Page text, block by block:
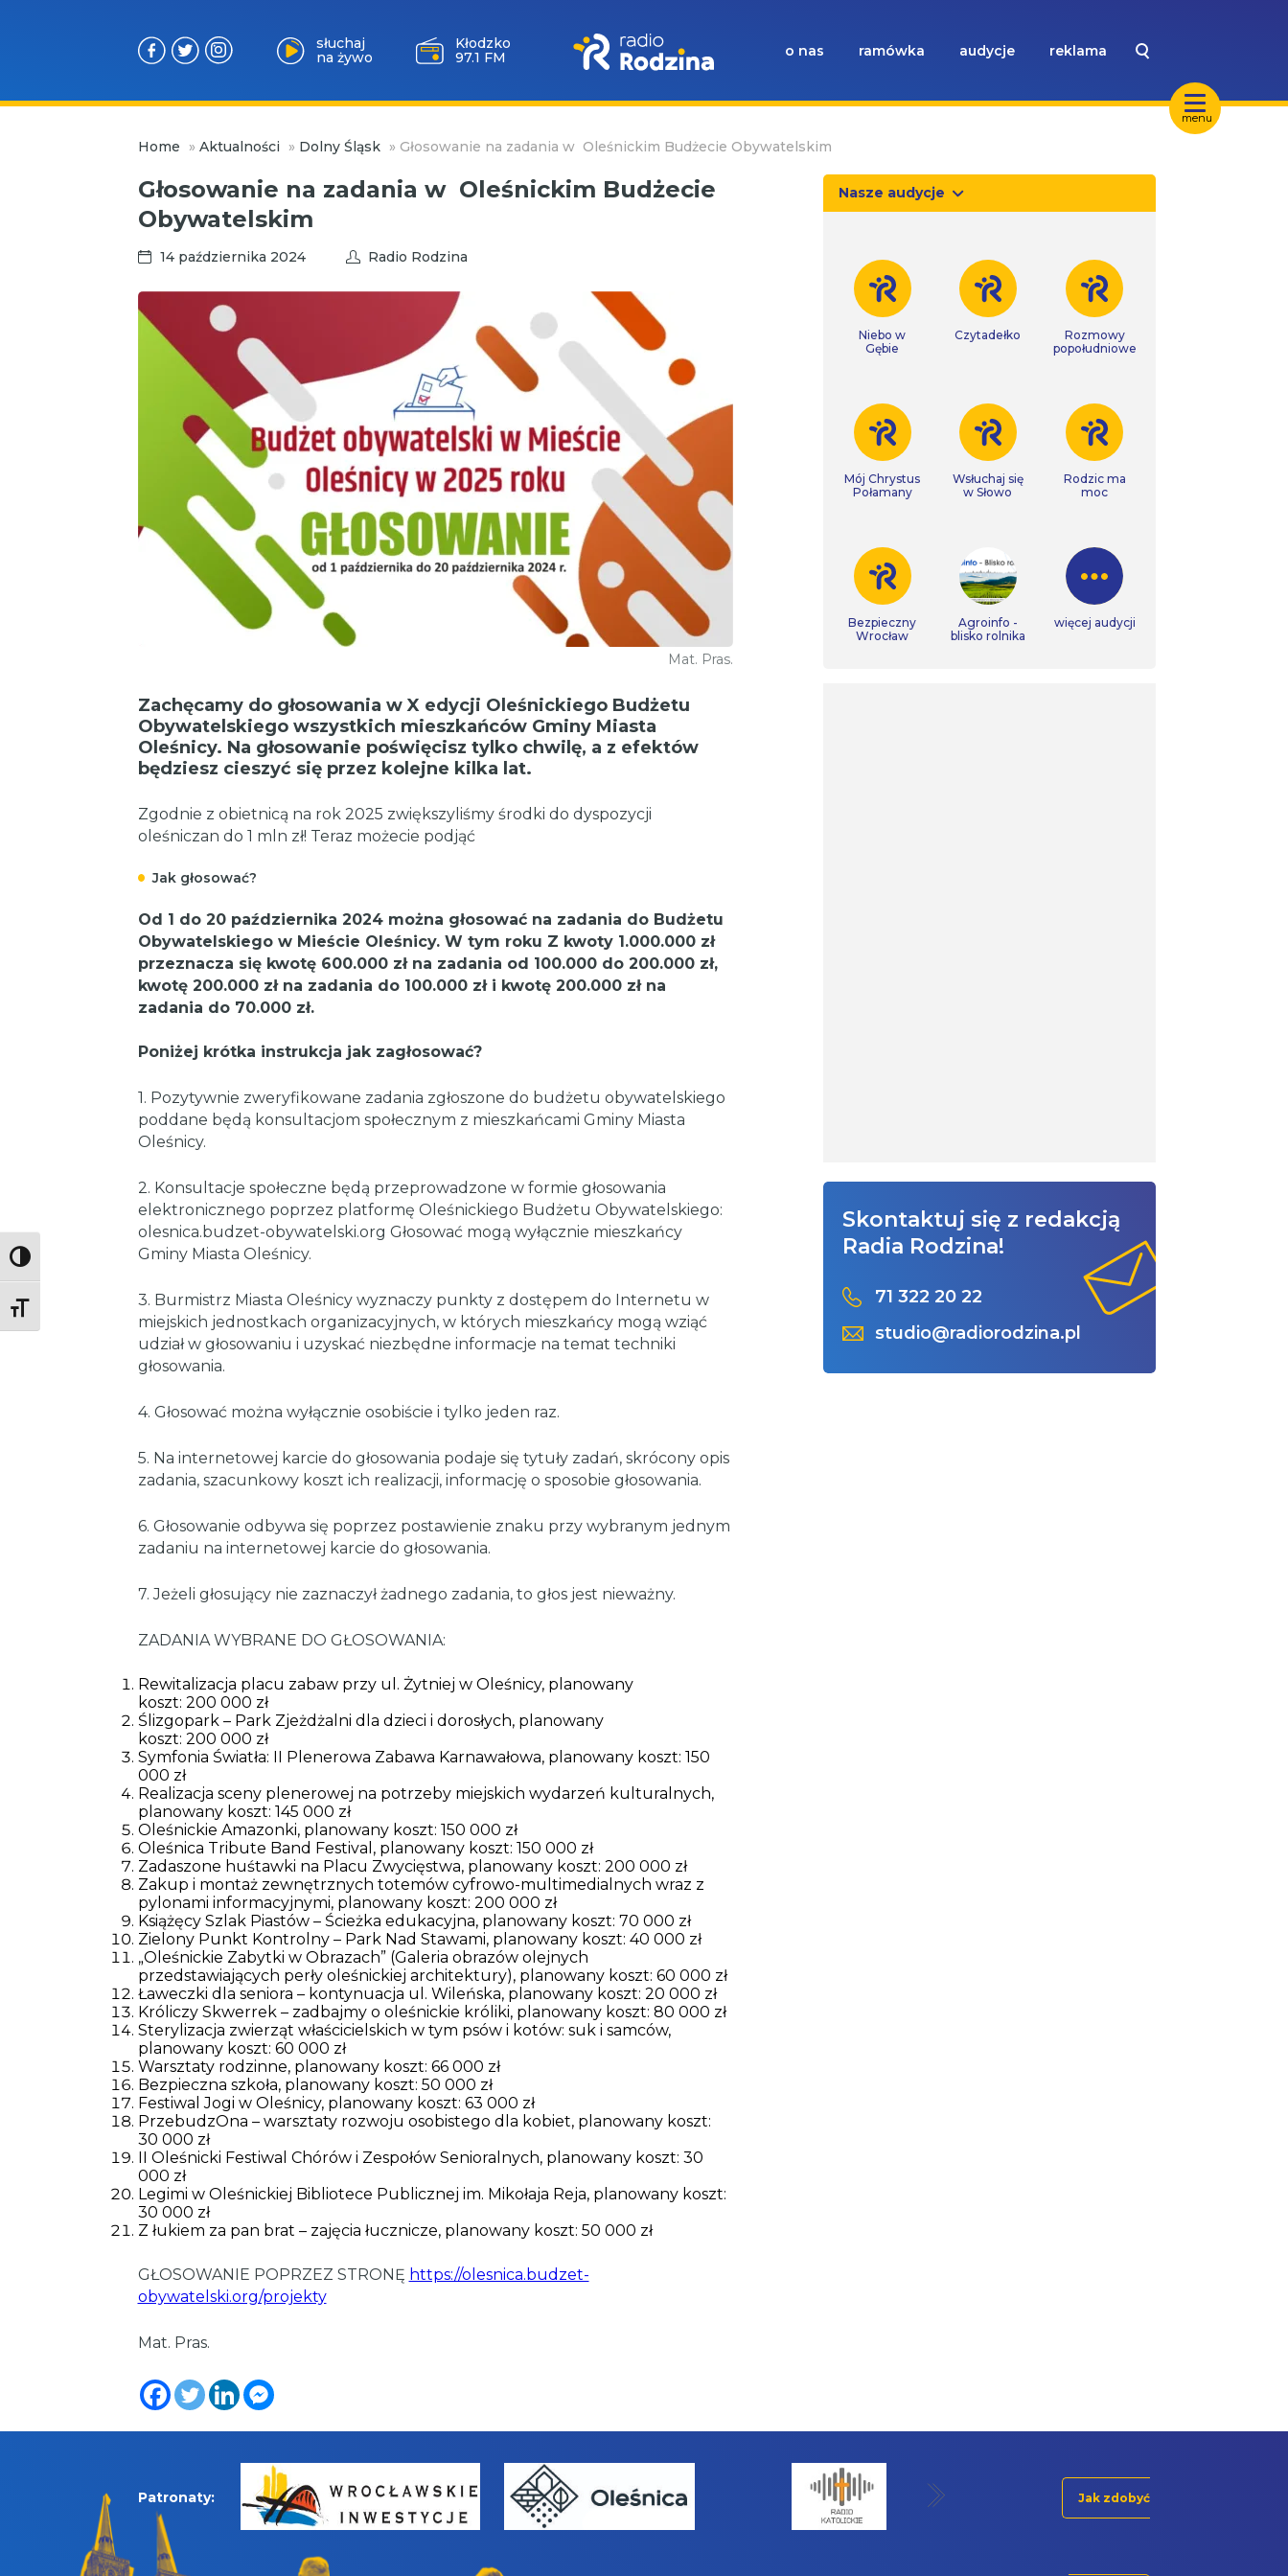
Toggle High Contrast
Toggle Font size
menu
słuchaj
na żywo
Kłodzko
97.1 FM
o nas ramówka audycje reklama
Home » Aktualności » Dolny Śląsk » Głosowanie na zadania w Oleśnickim Budżecie Obywatelskim
Głosowanie na zadania w Oleśnickim Budżecie
Obywatelskim
14 października 2024 Radio Rodzina
Mat. Pras.
Zachęcamy do głosowania w X edycji Oleśnickiego Budżetu
Obywatelskiego wszystkich mieszkańców Gminy Miasta
Oleśnicy. Na głosowanie poświęcisz tylko chwilę, a z efektów
będziesz cieszyć się przez kolejne kilka lat.
Zgodnie z obietnicą na rok 2025 zwiększyliśmy środki do dyspozycji
oleśniczan do 1 mln zł! Teraz możecie podjąć
Jak głosować?
Od 1 do 20 października 2024 można głosować na zadania do Budżetu
Obywatelskiego w Mieście Oleśnicy. W tym roku Z kwoty 1.000.000 zł
przeznacza się kwotę 600.000 zł na zadania od 100.000 do 200.000 zł,
kwotę 200.000 zł na zadania do 100.000 zł i kwotę 200.000 zł na
zadania do 70.000 zł.
Poniżej krótka instrukcja jak zagłosować?
1. Pozytywnie zweryfikowane zadania zgłoszone do budżetu obywatelskiego
poddane będą konsultacjom społecznym z mieszkańcami Gminy Miasta
Oleśnicy.
2. Konsultacje społeczne będą przeprowadzone w formie głosowania
elektronicznego poprzez platformę Oleśnickiego Budżetu Obywatelskiego:
olesnica.budzet-obywatelski.org Głosować mogą wyłącznie mieszkańcy
Gminy Miasta Oleśnicy.
3. Burmistrz Miasta Oleśnicy wyznaczy punkty z dostępem do Internetu w
miejskich jednostkach organizacyjnych, w których mieszkańcy mogą wziąć
udział w głosowaniu i uzyskać niezbędne informacje na temat techniki
głosowania.
4. Głosować można wyłącznie osobiście i tylko jeden raz.
5. Na internetowej karcie do głosowania podaje się tytuły zadań, skrócony opis
zadania, szacunkowy koszt ich realizacji, informację o sposobie głosowania.
6. Głosowanie odbywa się poprzez postawienie znaku przy wybranym jednym
zadaniu na internetowej karcie do głosowania.
7. Jeżeli głosujący nie zaznaczył żadnego zadania, to głos jest nieważny.
ZADANIA WYBRANE DO GŁOSOWANIA:
Rewitalizacja placu zabaw przy ul. Żytniej w Oleśnicy, planowany
koszt: 200 000 zł
Ślizgopark – Park Zjeżdżalni dla dzieci i dorosłych, planowany
koszt: 200 000 zł
Symfonia Światła: II Plenerowa Zabawa Karnawałowa, planowany koszt: 150
000 zł
Realizacja sceny plenerowej na potrzeby miejskich wydarzeń kulturalnych,
planowany koszt: 145 000 zł
Oleśnickie Amazonki, planowany koszt: 150 000 zł
Oleśnica Tribute Band Festival, planowany koszt: 150 000 zł
Zadaszone huśtawki na Placu Zwycięstwa, planowany koszt: 200 000 zł
Zakup i montaż zewnętrznych totemów cyfrowo-multimedialnych wraz z
pylonami informacyjnymi, planowany koszt: 200 000 zł
Książęcy Szlak Piastów – Ścieżka edukacyjna, planowany koszt: 70 000 zł
Zielony Punkt Kontrolny – Park Nad Stawami, planowany koszt: 40 000 zł
„Oleśnickie Zabytki w Obrazach” (Galeria obrazów olejnych
przedstawiających perły oleśnickiej architektury), planowany koszt: 60 000 zł
Ławeczki dla seniora – kontynuacja ul. Wileńska, planowany koszt: 20 000 zł
Króliczy Skwerrek – zadbajmy o oleśnickie króliki, planowany koszt: 80 000 zł
Sterylizacja zwierząt właścicielskich w tym psów i kotów: suk i samców,
planowany koszt: 60 000 zł
Warsztaty rodzinne, planowany koszt: 66 000 zł
Bezpieczna szkoła, planowany koszt: 50 000 zł
Festiwal Jogi w Oleśnicy, planowany koszt: 63 000 zł
PrzebudzOna – warsztaty rozwoju osobistego dla kobiet, planowany koszt:
30 000 zł
II Oleśnicki Festiwal Chórów i Zespołów Senioralnych, planowany koszt: 30
000 zł
Legimi w Oleśnickiej Bibliotece Publicznej im. Mikołaja Reja, planowany koszt:
30 000 zł
Z łukiem za pan brat – zajęcia łucznicze, planowany koszt: 50 000 zł
GŁOSOWANIE POPRZEZ STRONĘ https://olesnica.budzet-
obywatelski.org/projekty
Mat. Pras.
Nasze audycje
Niebo w
Gębie
Czytadełko
Rozmowy
popołudniowe
Mój Chrystus
Połamany
Wsłuchaj się
w Słowo
Rodzic ma
moc
Bezpieczny
Wrocław
Agroinfo -
blisko rolnika
więcej audycji
Skontaktuj się z redakcją
Radia Rodzina!
71 322 20 22
studio@radiorodzina.pl
Patronaty: Jak zdobyć